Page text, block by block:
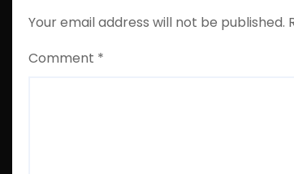
Your email address will not be published.
Comment *